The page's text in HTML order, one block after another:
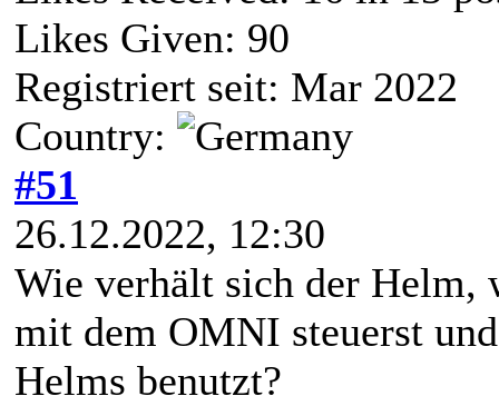
Likes Given: 90
Registriert seit: Mar 2022
Country:
#51
26.12.2022, 12:30
Wie verhält sich der Helm,
mit dem OMNI steuerst
Helms benutzt?